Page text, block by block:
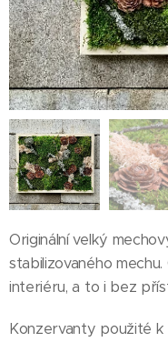
Originální velký
stabilizovaného
interiéru, a to i bez
Konzervanty použité k